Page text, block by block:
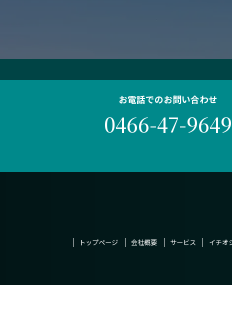
お電話でのお問い合わせ
0466-47-9649
トップページ 会社概要 サービス イチオ